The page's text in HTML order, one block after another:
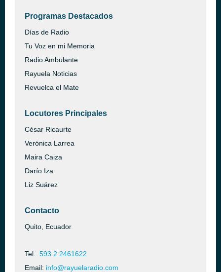
Programas Destacados
Días de Radio
Tu Voz en mi Memoria
Radio Ambulante
Rayuela Noticias
Revuelca el Mate
Locutores Principales
César Ricaurte
Verónica Larrea
Maira Caiza
Darío Iza
Liz Suárez
Contacto
Quito, Ecuador
Tel.: 593 2 2461622
Email: info@rayuelaradio.com